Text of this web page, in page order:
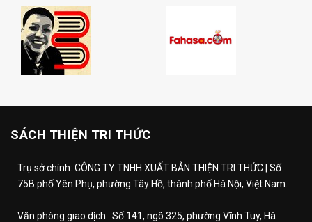
SÁCH THIỆN TRI THỨC
Trụ sở chính: CÔNG TY TNHH XUẤT BẢN THIỆN TRI THỨC | Số
75B phố Yên Phụ, phường Tây Hồ, thành phố Hà Nội, Việt Nam.
Văn phòng giao dịch : Số 141, ngõ 325, phường Vĩnh Tuy, Hà